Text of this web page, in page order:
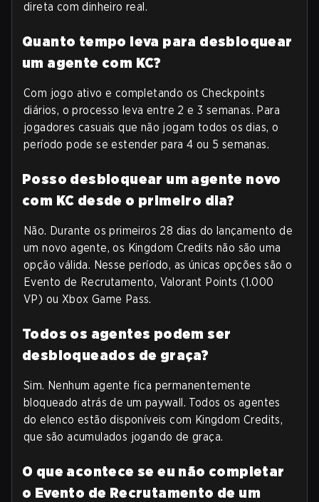
direta com dinheiro real.
Quanto tempo leva para desbloquear
um agente com KC?
Com jogo ativo e completando os Checkpoints
diários, o processo leva entre 2 e 3 semanas. Para
jogadores casuais que não jogam todos os dias, o
período pode se estender para 4 ou 5 semanas.
Posso desbloquear um agente novo
com KC desde o primeiro dia?
Não. Durante os primeiros 28 dias do lançamento de
um novo agente, os Kingdom Credits não são uma
opção válida. Nesse período, as únicas opções são o
Evento de Recrutamento, Valorant Points (1.000
VP) ou Xbox Game Pass.
Todos os agentes podem ser
desbloqueados de graça?
Sim. Nenhum agente fica permanentemente
bloqueado atrás de um paywall. Todos os agentes
do elenco estão disponíveis com Kingdom Credits,
que são acumulados jogando de graça.
O que acontece se eu não completar
o Evento de Recrutamento de um